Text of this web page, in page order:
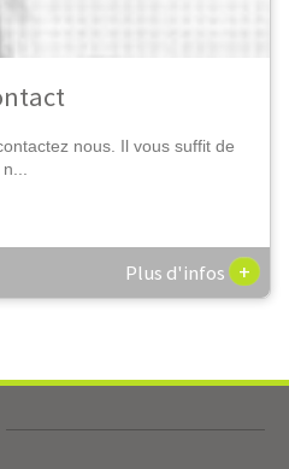
nous. Il vous suffit de
Plus d'infos +